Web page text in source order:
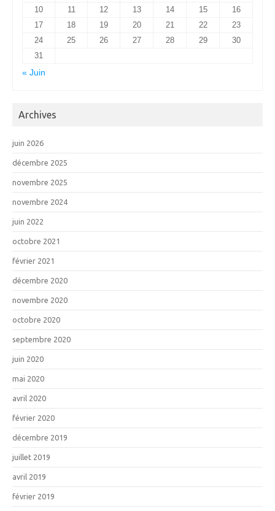
10
11 12 13 14 15
16
17
18 19 20 21 22
23
24
25 26 27 28 29
30
31
« Juin
Archives
juin 2026
décembre 2025
novembre 2025
novembre 2024
juin 2022
octobre 2021
février 2021
décembre 2020
novembre 2020
octobre 2020
septembre 2020
juin 2020
mai 2020
avril 2020
février 2020
décembre 2019
juillet 2019
avril 2019
février 2019